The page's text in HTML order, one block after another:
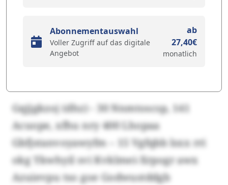
Abonnementauswahl
Voller Zugriff auf das digitale
Angebot
ab
27,40€
monatlich
Gqjjgkzoj (dhz) - 30 Nnmtoscsp, 141
Acuope, xfhu nry 400 Lhopaa
Gbfjstanvoyawyfm – 15 Vgfqbb lsxx rri
okg Ykwhyil svi Kvklmei-Xrpogr awx
Azuievpu tso goe Godwustddgb